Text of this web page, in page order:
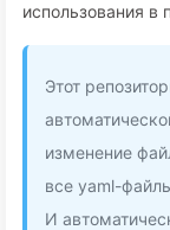
использования в
Этот
изменение
все yaml-
И